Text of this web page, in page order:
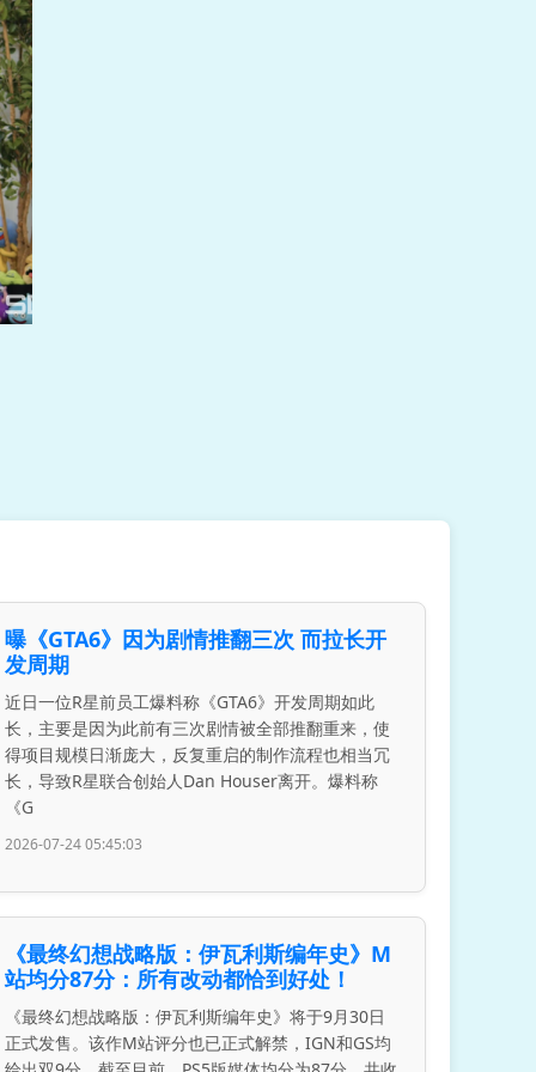
曝《GTA6》因为剧情推翻三次 而拉长开
发周期
近日一位R星前员工爆料称《GTA6》开发周期如此
长，主要是因为此前有三次剧情被全部推翻重来，使
得项目规模日渐庞大，反复重启的制作流程也相当冗
长，导致R星联合创始人Dan Houser离开。爆料称
《G
2026-07-24 05:45:03
《最终幻想战略版：伊瓦利斯编年史》M
站均分87分：所有改动都恰到好处！
《最终幻想战略版：伊瓦利斯编年史》将于9月30日
正式发售。该作M站评分也已正式解禁，IGN和GS均